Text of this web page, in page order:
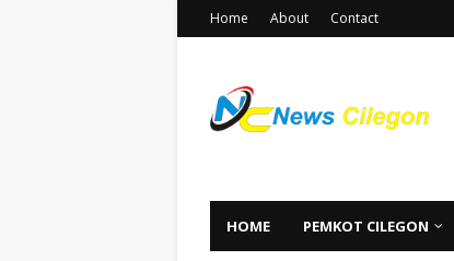
Home About Contact
HOME PEMKOT CILEGON